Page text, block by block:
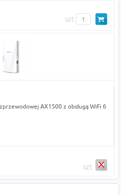
szt
AX1500 z obsługą WiFi 6
szt